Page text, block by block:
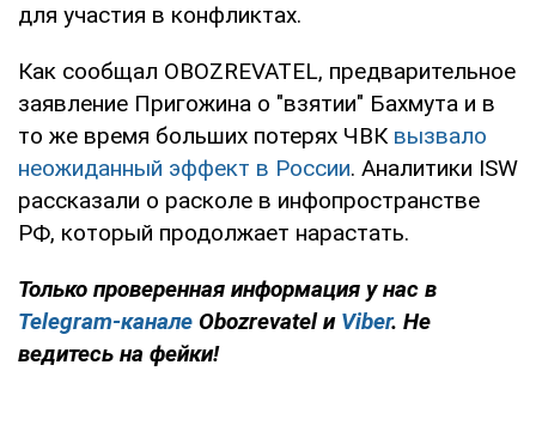
для участия в конфликтах.
Как сообщал OBOZREVATEL, предварительное
заявление Пригожина о "взятии" Бахмута и в
то же время больших потерях ЧВК вызвало
неожиданный эффект в России. Аналитики ISW
рассказали о расколе в инфопространстве
РФ, который продолжает нарастать.
Только проверенная информация у нас в
Telegram-канале Obozrevatel и Viber. Не
ведитесь на фейки!